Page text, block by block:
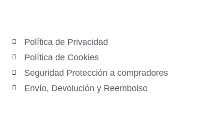
Política de Privacidad
Política de Cookies
Seguridad Protección a compradores
Envío, Devolución y Reembolso